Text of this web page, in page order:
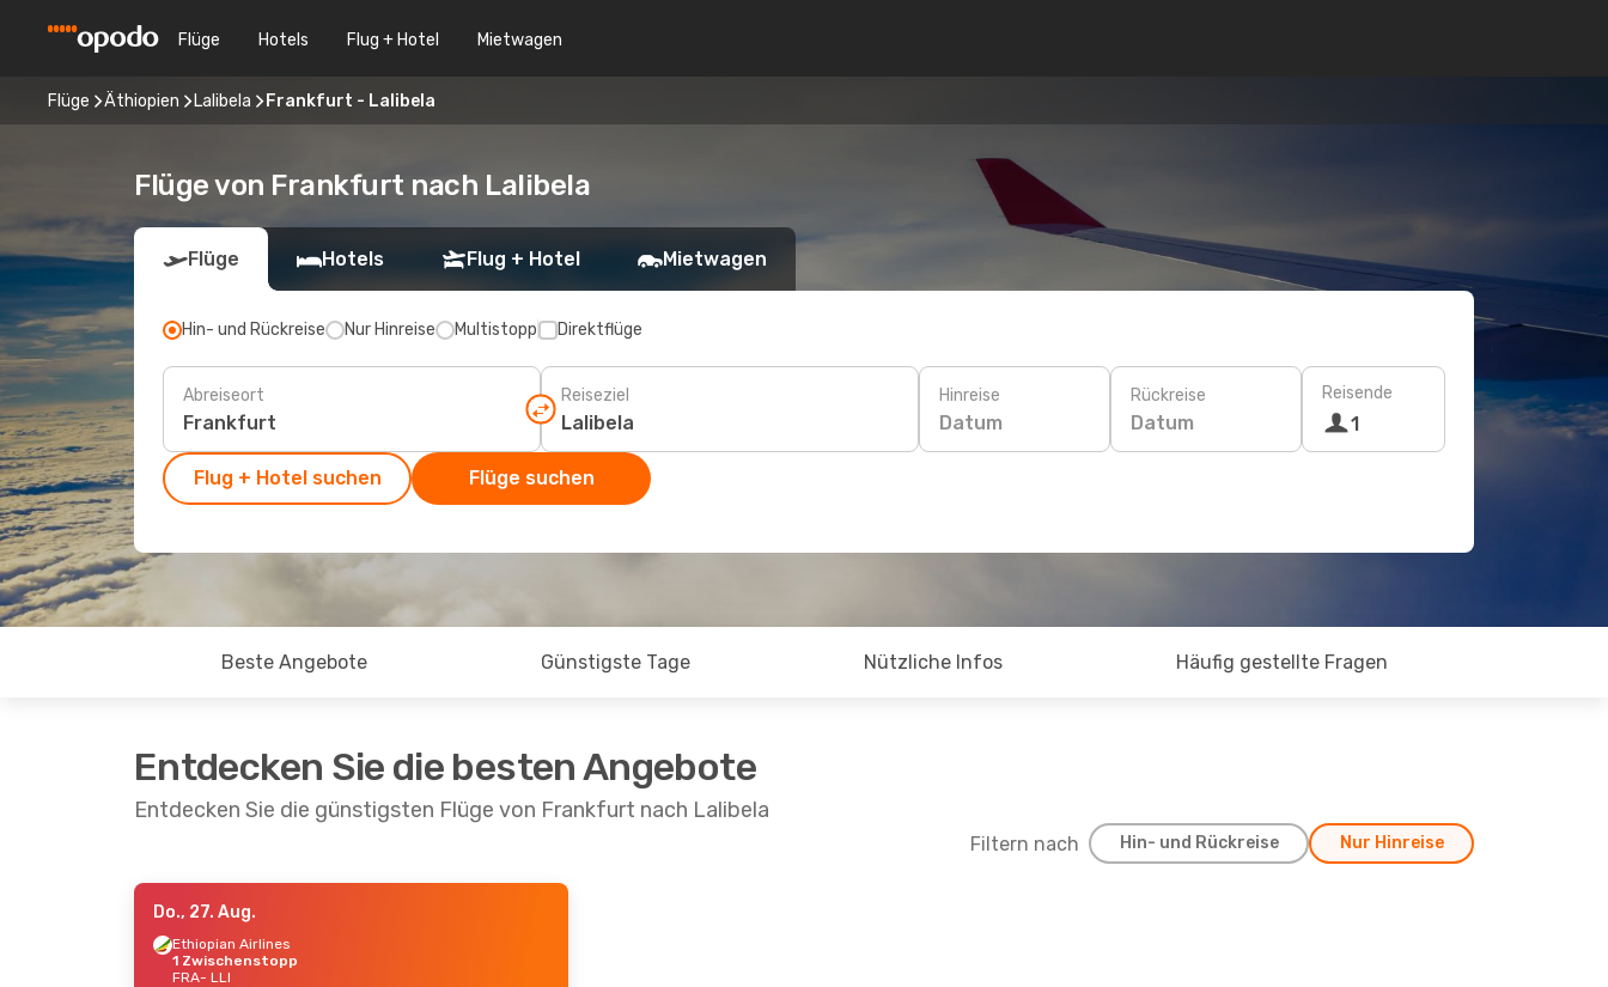
Flüge Hotels Flug + Hotel Mietwagen
Flüge Äthiopien Lalibela Frankfurt - Lalibela
Flüge von Frankfurt nach Lalibela
Flüge Hotels Flug + Hotel Mietwagen
Hin- und Rückreise Nur Hinreise Multistopp Direktflüge
Abreiseort Reiseziel Hinreise
Datum
Rückreise
Datum
Reisende
1
Flug + Hotel suchen Flüge suchen
Beste Angebote Günstigste Tage Nützliche Infos Häufig gestellte Fragen
Entdecken Sie die besten Angebote
Entdecken Sie die günstigsten Flüge von Frankfurt nach Lalibela
Filtern nach Hin- und Rückreise Nur Hinreise
- Do., 3. Sept.
Do., 27. Aug.
Ethiopian Airlines
1 Zwischenstopp
FRA- LLI